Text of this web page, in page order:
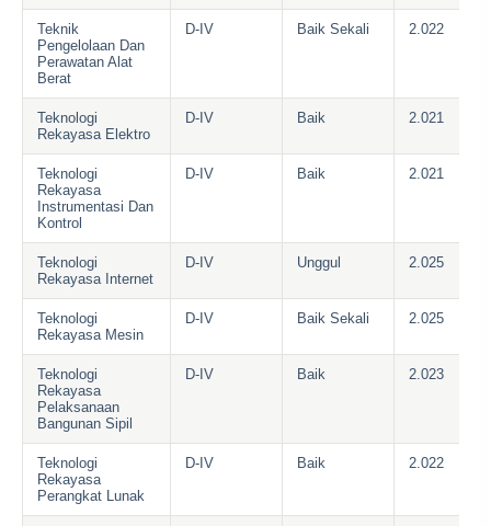
Teknik
Pengelolaan Dan
Perawatan Alat
Berat
D-IV Baik Sekali 2.022
Teknologi
Rekayasa Elektro
D-IV Baik 2.021
Teknologi
Rekayasa
Instrumentasi Dan
Kontrol
D-IV Baik 2.021
Teknologi
Rekayasa Internet
D-IV Unggul 2.025
Teknologi
Rekayasa Mesin
D-IV Baik Sekali 2.025
Teknologi
Rekayasa
Pelaksanaan
Bangunan Sipil
D-IV Baik 2.023
Teknologi
Rekayasa
Perangkat Lunak
D-IV Baik 2.022